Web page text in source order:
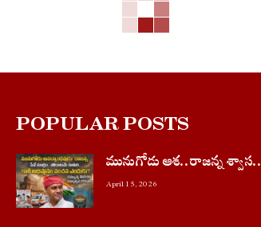
POPULAR POSTS
మునుగోడు ఆశ..రాజన్న శ్వాస..
April 15, 2026